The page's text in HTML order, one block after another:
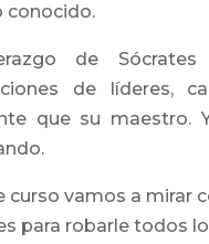
conocido.
de
de líderes,
que su maestro.
curso vamos a mirar
para robarle todos